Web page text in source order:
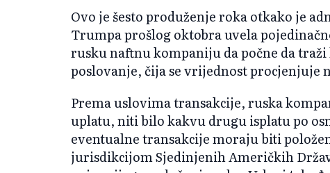
Ovo je šesto produženje roka otkako je
Trumpa prošlog oktobra uvela
rusku naftnu kompaniju da počne da
poslovanje, čija se vrijednost procjenjuje
Prema uslovima transakcije, ruska
uplatu, niti bilo kakvu drugu isplatu po
eventualne transakcije moraju biti
jurisdikcijom Sjedinjenih Američkih